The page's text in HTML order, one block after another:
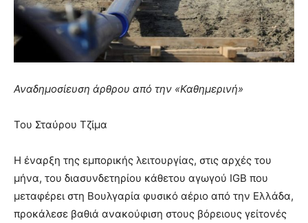
Αναδημοσίευση άρθρου από την «Καθημερινή»
Του Σταύρου Τζίμα
Η έναρξη της εμπορικής λειτουργίας, στις αρχές του
μήνα, του διασυνδετηρίου κάθετου αγωγού IGB που
μεταφέρει στη Βουλγαρία φυσικό αέριο από την Ελλάδα,
προκάλεσε βαθιά ανακούφιση στους βόρειους γείτονές